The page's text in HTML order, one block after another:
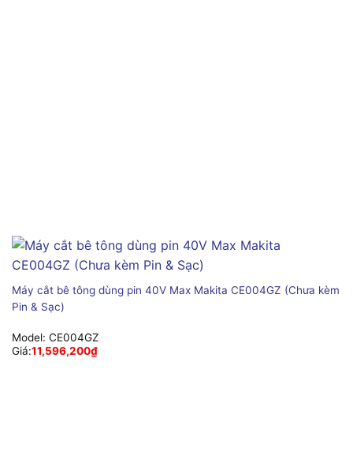
Máy cắt bê tông dùng pin 40V Max Makita CE004GZ (Chưa kèm
Pin & Sạc)
Model: CE004GZ
Giá:11,596,200₫